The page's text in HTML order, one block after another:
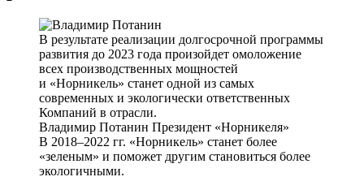
В результате реализации долгосрочной программы
развития до 2023 года произойдет омоложение
всех производственных мощностей
и «Норникель» станет одной из самых
современных и экологически ответственных
Компаний в отрасли.
Владимир Потанин Президент «Норникеля»
В 2018–2022 гг. «Норникель» станет более
«зеленым» и поможет другим становиться более
экологичными.